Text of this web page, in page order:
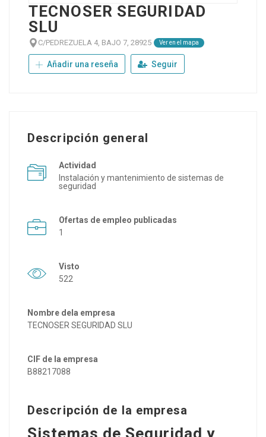
TECNOSER SEGURIDAD
SLU
C/PEDREZUELA 4, BAJO 7, 28925 Ver en el mapa
Añadir una reseña Seguir
Descripción general
Actividad
Instalación y mantenimiento de sistemas de
seguridad
Ofertas de empleo publicadas
1
Visto
522
Nombre dela empresa
TECNOSER SEGURIDAD SLU
CIF de la empresa
B88217088
Descripción de la empresa